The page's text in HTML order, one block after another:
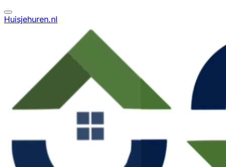
Huisjehuren.nl